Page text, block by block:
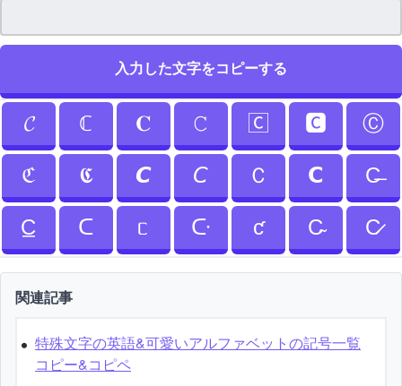
入力した文字をコピーする
𝓒 ℂ 𝐂 𝙲 🄲 🅲 Ⓒ
ℭ 𝕮 𝘾 𝘊 Ｃ 𝗖 C̶
C̲ ᑕ ᥴ ᑢ ƈ C̴ C̷
関連記事
特殊文字の英語&可愛いアルファベットの記号一覧
コピー&コピペ